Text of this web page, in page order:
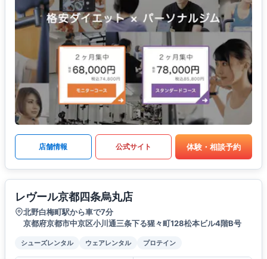
店舗情報 公式サイト 体験・相談予約
レヴール京都四条烏丸店
北野白梅町駅から車で7分
京都府京都市中京区小川通三条下る猩々町128松本ビル4階B号
シューズレンタル ウェアレンタル プロテイン